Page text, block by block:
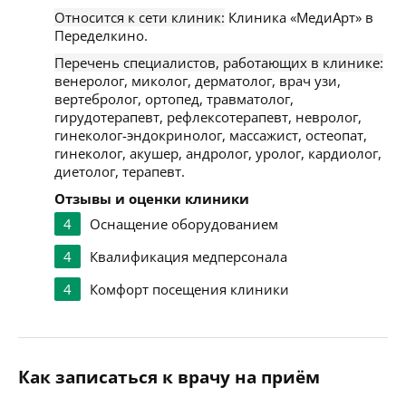
Относится к сети клиник: Клиника «МедиАрт» в
Переделкино.
Перечень специалистов, работающих в клинике:
венеролог, миколог, дерматолог, врач узи,
вертебролог, ортопед, травматолог,
гирудотерапевт, рефлексотерапевт, невролог,
гинеколог-эндокринолог, массажист, остеопат,
гинеколог, акушер, андролог, уролог, кардиолог,
диетолог, терапевт.
Отзывы и оценки клиники
4
Оснащение оборудованием
4
Квалификация медперсонала
4
Комфорт посещения клиники
Как записаться к врачу на приём